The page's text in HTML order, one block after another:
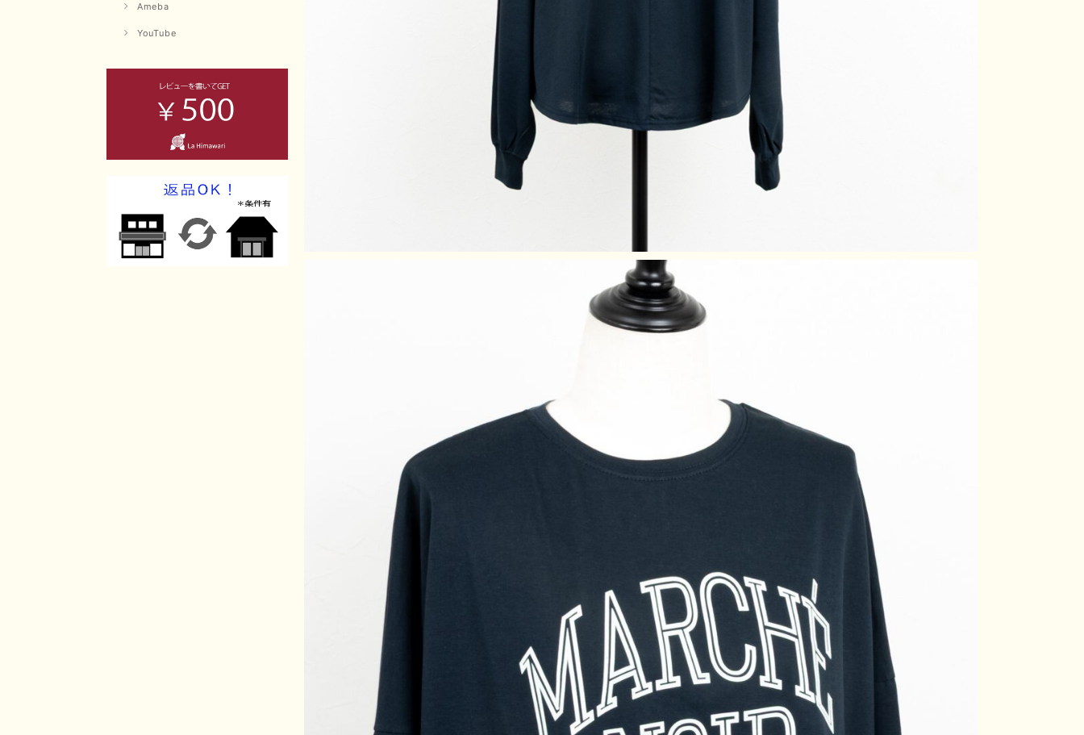
Ameba
YouTube